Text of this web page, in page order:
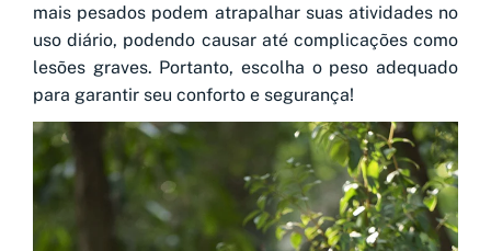
mais pesados podem atrapalhar suas atividades no
uso diário, podendo causar até complicações como
lesões graves. Portanto, escolha o peso adequado
para garantir seu conforto e segurança!